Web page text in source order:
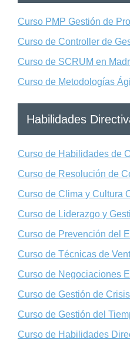
Curso PMP Gestión de
Curso de Controller de
Curso de SCRUM en
Curso de Metodologías
Habilidades
Curso de Habilidades de
Curso de Resolución de
Curso de Clima y Cultura
Curso de Liderazgo y
Curso de Prevención del
Curso de Técnicas de
Curso de Negociaciones
Curso de Gestión de
Curso de Gestión del
Curso de Habilidades